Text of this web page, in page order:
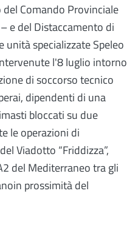
Comando Provinciale
e del Distaccamento di
unità specializzate Speleo
l'8 luglio intorno
di soccorso tecnico
dipendenti di una
bloccati su due
le operazioni di
Viadotto “Friddizza”,
del Mediterraneo tra gli
prossimità del